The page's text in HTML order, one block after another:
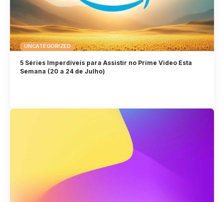
UNCATEGORIZED
5 Séries Imperdíveis para Assistir no Prime Video Esta
Semana (20 a 24 de Julho)